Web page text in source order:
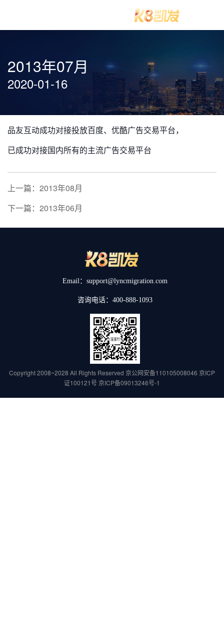
2013年07月
2020-01-16
品友互动成功对接投放百度、优酷广告交易平台，
已成功对接国内所有的主流广告交易平台
上一篇：2013年08月
下一篇：2013年06月
Email：support@lyncmigration.com
咨询电话：400-888-1093
Copyright 2008~2028 All Rights Reserved 京公网安备110105008046 京ICP
证100121号 京ICP备09013246号-1